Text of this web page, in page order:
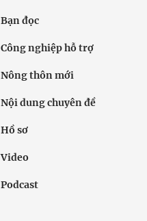
Bạn đọc
Công nghiệp hỗ trợ
Nông thôn mới
Nội dung chuyên đề
Hồ sơ
Video
Podcast